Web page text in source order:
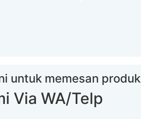
untuk memesan produk
Via WA/Telp